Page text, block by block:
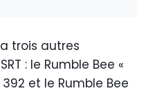
trois autres
: le Rumble Bee «
et le Rumble Bee